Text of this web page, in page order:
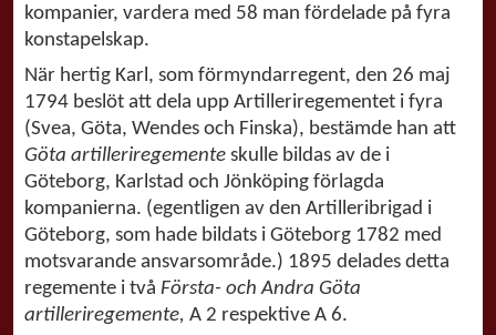
kompanier, vardera med 58 man fördelade på fyra
konstapelskap.
När hertig Karl, som förmyndarregent, den 26 maj
1794 beslöt att dela upp Artilleriregementet i fyra
(Svea, Göta, Wendes och Finska), bestämde han att
Göta artilleriregemente skulle bildas av de i
Göteborg, Karlstad och Jönköping förlagda
kompanierna. (egentligen av den Artilleribrigad i
Göteborg, som hade bildats i Göteborg 1782 med
motsvarande ansvarsområde.) 1895 delades detta
regemente i två Första- och Andra Göta
artilleriregemente, A 2 respektive A 6.